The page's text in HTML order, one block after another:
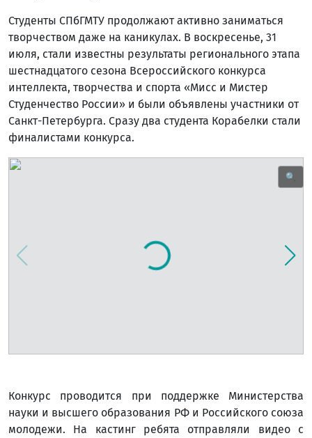
Студенты СПбГМТУ продолжают активно заниматься
творчеством даже на каникулах. В воскресенье, 31
июля, стали известны результаты регионального этапа
шестнадцатого сезона Всероссийского конкурса
интеллекта, творчества и спорта «Мисс и Мистер
Студенчество России» и были объявлены участники от
Санкт-Петербурга. Сразу два студента Корабелки стали
финалистами конкурса.
🔍
Конкурс проводится при поддержке Министерства
науки и высшего образования РФ и Российского союза
молодежи. На кастинг ребята отправляли видео с